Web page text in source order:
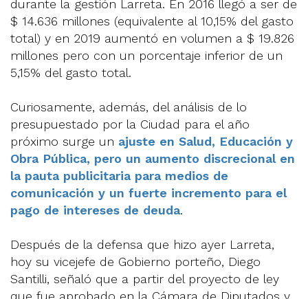
durante la gestión Larreta. En 2016 llegó a ser de
$ 14.636 millones (equivalente al 10,15% del gasto
total) y en 2019 aumentó en volumen a $ 19.826
millones pero con un porcentaje inferior de un
5,15% del gasto total.
Curiosamente, además, del análisis de lo
presupuestado por la Ciudad para el año
próximo surge un ajuste en Salud, Educación y
Obra Pública, pero un aumento discrecional en
la pauta publicitaria para medios de
comunicación y un fuerte incremento para el
pago de intereses de deuda.
Después de la defensa que hizo ayer Larreta,
hoy su vicejefe de Gobierno porteño, Diego
Santilli, señaló que a partir del proyecto de ley
que fue aprobado en la Cámara de Diputados y